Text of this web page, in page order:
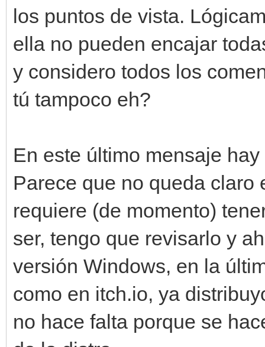
los puntos de vista.
ella no pueden encajar
y considero todos los
tú tampoco eh?
En este último mensaje
Parece que no queda claro
requiere (de momento)
ser, tengo que revisarlo y
versión Windows, en la
como en itch.io, ya
no hace falta porque se